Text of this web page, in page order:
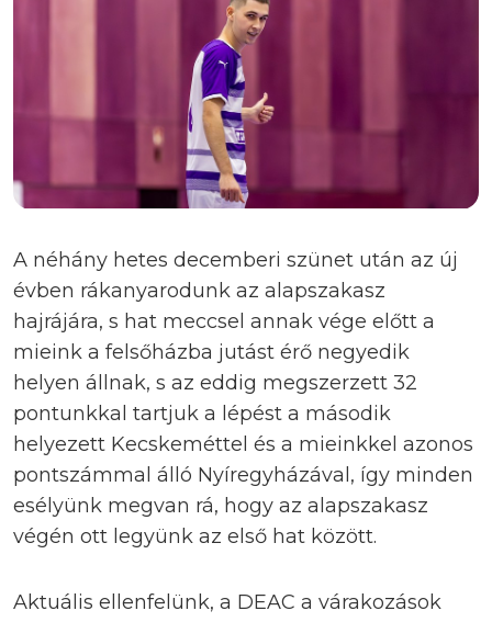
A néhány hetes decemberi szünet után az új
évben rákanyarodunk az alapszakasz
hajrájára, s hat meccsel annak vége előtt a
mieink a felsőházba jutást érő negyedik
helyen állnak, s az eddig megszerzett 32
pontunkkal tartjuk a lépést a második
helyezett Kecskeméttel és a mieinkkel azonos
pontszámmal álló Nyíregyházával, így minden
esélyünk megvan rá, hogy az alapszakasz
végén ott legyünk az első hat között.
Aktuális ellenfelünk, a DEAC a várakozások